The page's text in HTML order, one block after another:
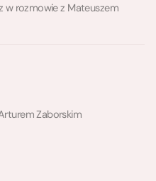
w rozmowie z Mateuszem
Zaborskim